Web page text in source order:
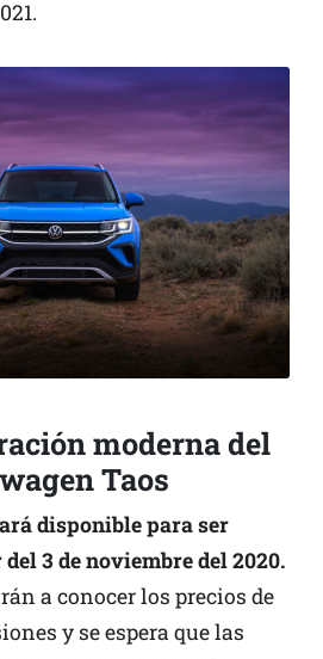
moderna del
Taos
disponible para ser
3 de noviembre del 2020.
a conocer los precios de
y se espera que las